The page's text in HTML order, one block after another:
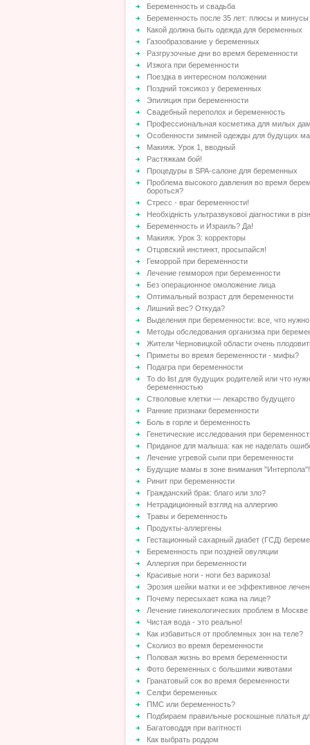
Беременность и свадьба
Беременность после 35 лет: плюсы и минусы
Какой должна быть одежда для беременных
Газообразование у беременных
Разгрузочные дни во время беременности
Изжога при беременности
Поездка в интересном положении
Поздний токсикоз у беременных
Эпиляция при беременности
Свадебный переполох и беременность
Профессиональная косметика для милых
Особенности зимней одежды для будущих
Макияж. Урок 1, вводный
Растяжкам бой!
Процедуры в SPA-салоне для беременных
Проблема высокого давления во время
бороться?
Стресс - враг беременности!
Необхідність ультразвукової діагностики в
Беременность и Израиль? Да!
Макияж. Урок 3: корректоры
Отцовский инстинкт, просыпайся!
Геморрой при беременности
Лечение геммороя при беременности
Без операционное омоложение лица
Оптимальный возраст для беременности
Лишний вес? Откуда?
Выделения при беременности: все, что нужно
Методы обследования организма при
Жители Черновицкой области очень
Приметы во время беременности - мифы?
Подагра при беременности
To do list для будущих родителей или что
беременностью
Стволовые клетки — лекарство будущего
Ранние признаки беременности
Боль в горле и беременность
Генетические исследования при
Приданое для малыша: как не наделать
Лечение угревой сыпи при беременности
Будущие мамы в зоне внимания "Интерпола"!
Ринит при беременности
Гражданский брак: благо или зло?
Нетрадиционный взгляд на аллергию
Травы и беременность
Продукты-аллергены
Гестационный сахарный диабет (ГСД)
Беременность при поздней овуляции
Аллергия при беременности
Красивые ноги - ноги без варикоза!
Эрозия шейки матки и ее эффективное
Почему пересыхает кожа на лице?
Лечение гинекологических проблем в Москве
Чистая вода - это реально!
Как избавиться от проблемных зон на теле?
Сколиоз во время беременности
Половая жизнь во время беременности
Фото беременных с большими животами
Гранатовый сок во время беременности
Селфи беременных
ПМС или беременность?
Подбираем правильные роскошные платья
Багатоводдя при вагітності
Как выбрать роддом